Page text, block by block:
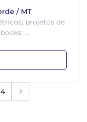
/ MT
projetos de
...
4